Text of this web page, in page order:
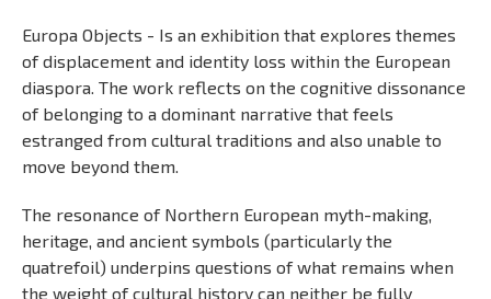
Europa Objects - Is an exhibition that explores themes
of displacement and identity loss within the European
diaspora. The work reflects on the cognitive dissonance
of belonging to a dominant narrative that feels
estranged from cultural traditions and also unable to
move beyond them.
The resonance of Northern European myth-making,
heritage, and ancient symbols (particularly the
quatrefoil) underpins questions of what remains when
the weight of cultural history can neither be fully